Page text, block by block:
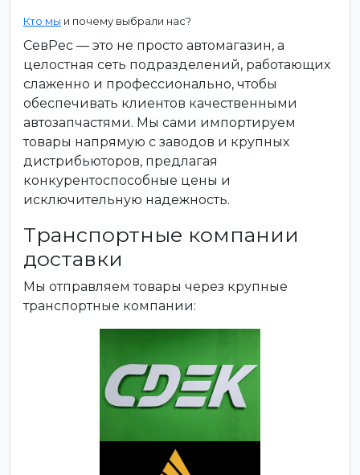
Кто мы и почему выбрали нас?
СевРес — это не просто автомагазин, а
целостная сеть подразделений, работающих
слаженно и профессионально, чтобы
обеспечивать клиентов качественными
автозапчастями. Мы сами импортируем
товары напрямую с заводов и крупных
дистрибьюторов, предлагая
конкурентоспособные цены и
исключительную надежность.
Транспортные компании
доставки
Мы отправляем товары через крупные
транспортные компании: